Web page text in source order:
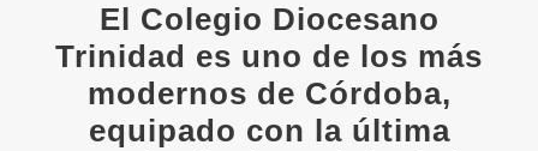
El Colegio Diocesano
Trinidad es uno de los más
modernos de Córdoba,
equipado con la última